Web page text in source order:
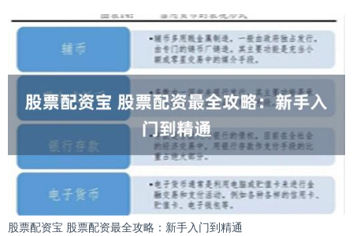
股票配资宝 股票配资最全攻略：新手入门到精通